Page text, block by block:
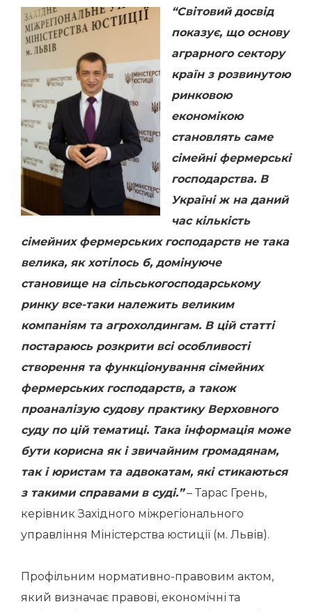
“Світовий досвід
показує, що основу
аграрного сектору
країн з розвинутою
ринковою
економікою
становлять саме
сімейні фермерські
господарства. В
Україні ж на даний
час кількість
сімейних фермерських господарств не така
велика, як хотілось б, домінуюче
становище на сільськогосподарському
ринку все-таки належить великим
компаніям та агрохолдингам. В цій статті
постараюсь розкрити всі особливості
створення та функціонування сімейних
фермерських господарств, а також
проаналізую судову практику Верховного
суду по цій тематиці. Така інформація може
бути корисна як і звичайним громадянам,
так і юристам та адвокатам, які стикаються
з такими справами в суді.”– Тарас Грень,
керівник Західного міжрегіонального
управління Міністерства юстиції (м. Львів).
Профільним нормативно-правовим актом,
який визначає правові, економічні та